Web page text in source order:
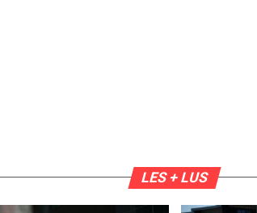
LES + LUS